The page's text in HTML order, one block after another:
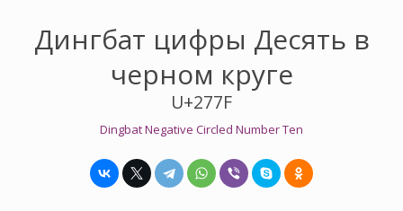
Дингбат цифры Десять в
черном круге
U+277F
Dingbat Negative Circled Number Ten